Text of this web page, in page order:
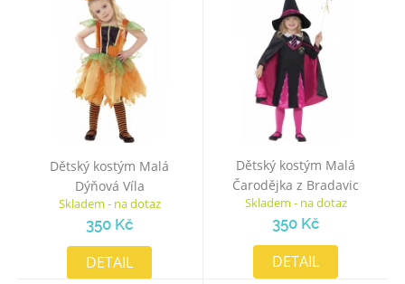
Dětský kostým Malá
Dýňová Víla
Skladem - na dotaz
350 Kč
DETAIL
Dětský kostým Malá
Čarodějka z Bradavic
Skladem - na dotaz
350 Kč
DETAIL